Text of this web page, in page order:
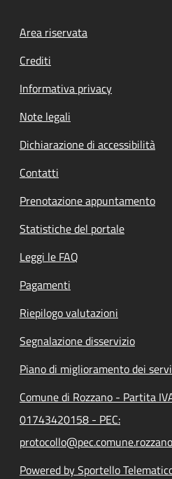
Footer menu
Area riservata
Crediti
Informativa privacy
Note legali
Dichiarazione di accessibilità
Contatti
Prenotazione appuntamento
Statistiche del portale
Leggi le FAQ
Pagamenti
Riepilogo valutazioni
Segnalazione disservizio
Piano di miglioramento dei
Comune di Rozzano - Partita
01743420158 - PEC:
Powered by Sportello